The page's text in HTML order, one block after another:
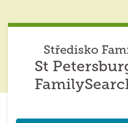
Středisko
St